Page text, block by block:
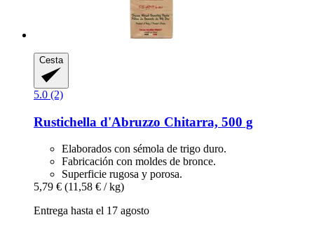
Cesta
5.0 (2)
Rustichella d'Abruzzo Chitarra, 500 g
Elaborados con sémola de trigo duro.
Fabricación con moldes de bronce.
Superficie rugosa y porosa.
5,79 € (11,58 € / kg)
Entrega hasta el 17 agosto